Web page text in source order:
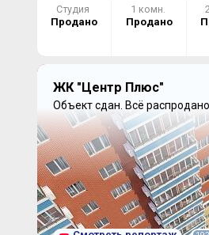
Студия
Продано
1 комн.
Продано
ЖК "Центр Плюс"
Объект сдан. Всё распродано.